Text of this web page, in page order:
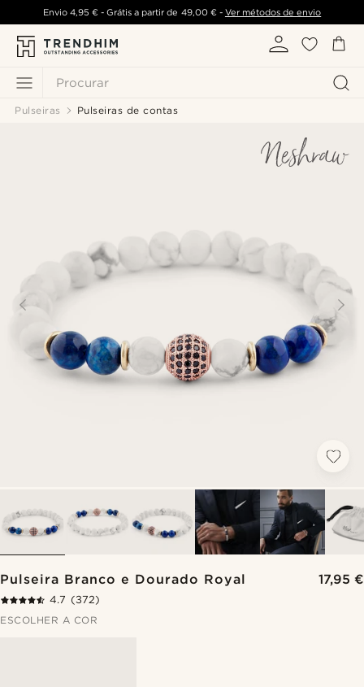
Procurar
Envio 4,95 €- Grátis a partir de 49,00 €- Ver métodos de envio
Pulseiras Pulseiras de contas
Pulseira Branco e Dourado Royal 17,95 €
4.7 (372)
ESCOLHER A COR